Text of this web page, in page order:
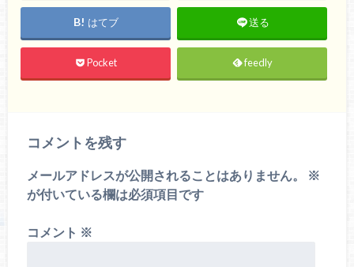
はてブ 送る
Pocket feedly
コメントを残す
メールアドレスが公開されることはありません。
※
が付いている欄は必須項目です
コメント ※